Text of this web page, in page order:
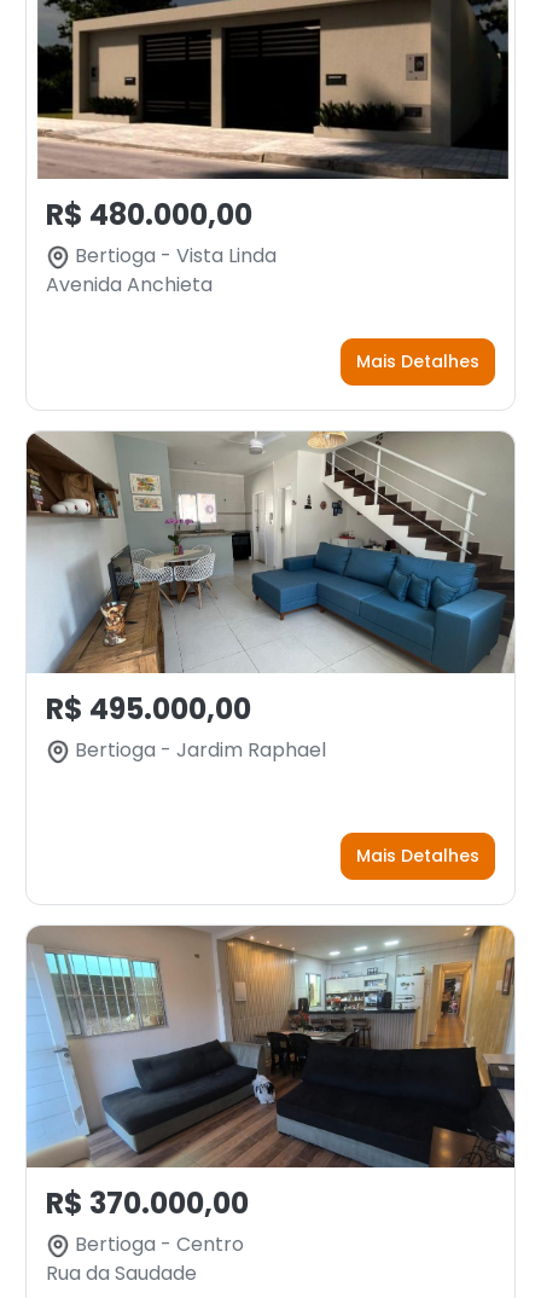
R$ 480.000,00
Bertioga - Vista Linda
Avenida Anchieta
Mais Detalhes
R$ 495.000,00
Bertioga - Jardim Raphael
Mais Detalhes
R$ 370.000,00
Bertioga - Centro
Rua da Saudade